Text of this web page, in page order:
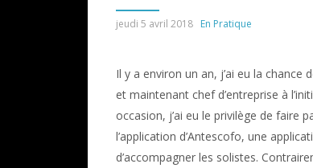
jeudi 5 avril 2018 En Pratique
Il y a environ un an, j’ai eu la
et maintenant chef d’entreprise à
occasion, j’ai eu le privilège de faire
l’application d’Antescofo, une
d’accompagner les solistes.